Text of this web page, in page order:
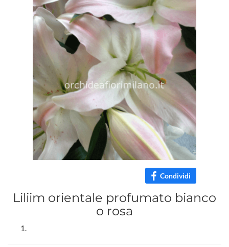
Condividi
Liliim orientale profumato bianco
o rosa